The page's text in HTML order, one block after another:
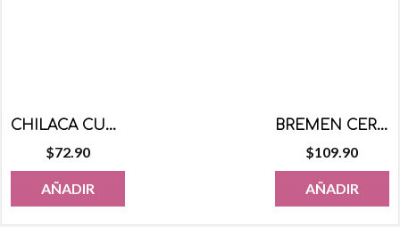
BREMEN CERECETS 1KG
$109.90
AÑADIR
CHILACA CUBRE MANZANA SABOR MANGO 500 GRS
$72.90
AÑADIR